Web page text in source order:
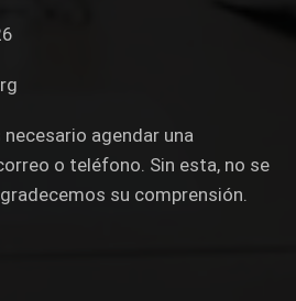
agendar una
o teléfono. Sin esta, no se
su comprensión.